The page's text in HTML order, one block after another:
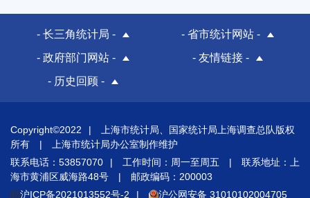
- 长三角统计局 -
- 省市统计网站 -
- 政府部门网站 -
- 友情链接 -
- 历史回顾 -
Copyright©2022 |
上海市统计局、国家统计局上海调查总队版权
所有
|
上海市统计局办公室制作维护
联系电话：53857070
| 工作时间：周一至周五 |
联系地址：上
海市黄浦区威海路48号
|
邮政编码：200003
沪ICP备2021013552号-2
| 沪公网安备 31010102004705